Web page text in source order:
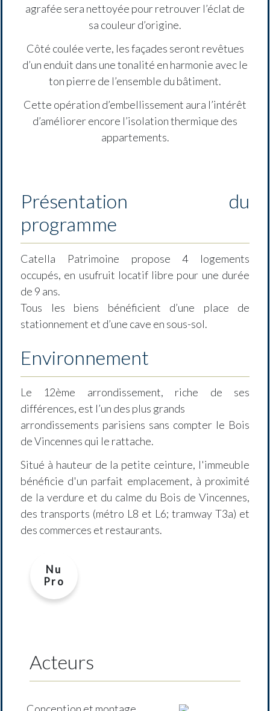
agrafée sera nettoyée pour retrouver l’éclat de
sa couleur d’origine.
Côté coulée verte, les façades seront revêtues
d’un enduit dans une tonalité en harmonie avec le
ton pierre de l’ensemble du bâtiment.
Cette opération d’embellissement aura l’intérêt
d’améliorer encore l’isolation thermique des
appartements.
Présentation du
programme
Catella Patrimoine propose 4 logements
occupés, en usufruit locatif libre pour une durée
de 9 ans.
Tous les biens bénéficient d’une place de
stationnement et d’une cave en sous-sol.
Environnement
Le 12ème arrondissement, riche de ses
différences, est l’un des plus grands
arrondissements parisiens sans compter le Bois
de Vincennes qui le rattache.
Situé à hauteur de la petite ceinture, l'immeuble
bénéficie d'un parfait emplacement, à proximité
de la verdure et du calme du Bois de Vincennes,
des transports (métro L8 et L6; tramway T3a) et
des commerces et restaurants.
Nu
Pro
Acteurs